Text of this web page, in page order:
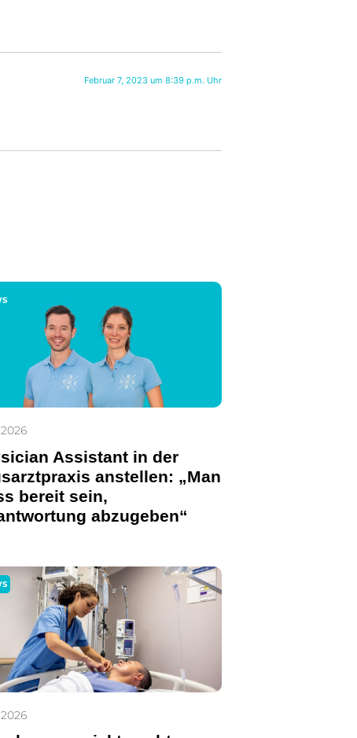
Februar 7, 2023 um 8:39 p.m. Uhr
Assistant in der
anstellen: „Man
bereit sein,
abzugeben“